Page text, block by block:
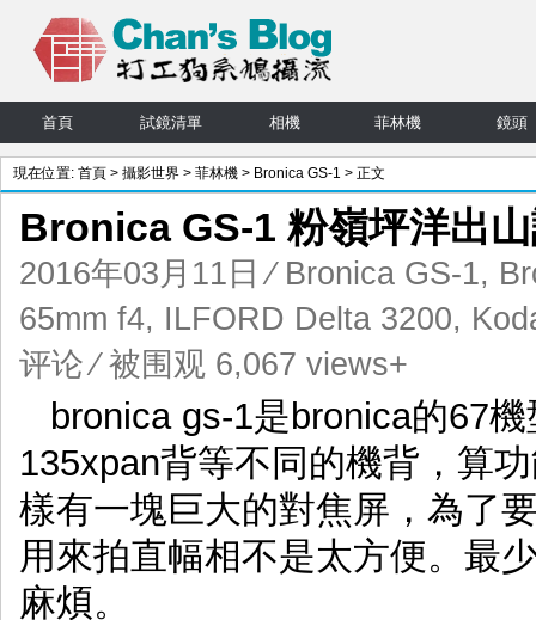
首頁 試鏡清單 相機 菲林機 鏡頭
現在位置: 首頁 > 攝影世界 > 菲林機 > Bronica GS-1 > 正文
Bronica GS-1 粉嶺坪洋出
2016年03月11日 ⁄ Bronica GS-1,
65mm f4, ILFORD Delta 3200,
评论⁄ 被围观 6,067 views+
bronica gs-1是bronica的67
135xpan背等不同的機背，算
樣有一塊巨大的對焦屏，為了
用來拍直幅相不是太方便。最
麻煩。